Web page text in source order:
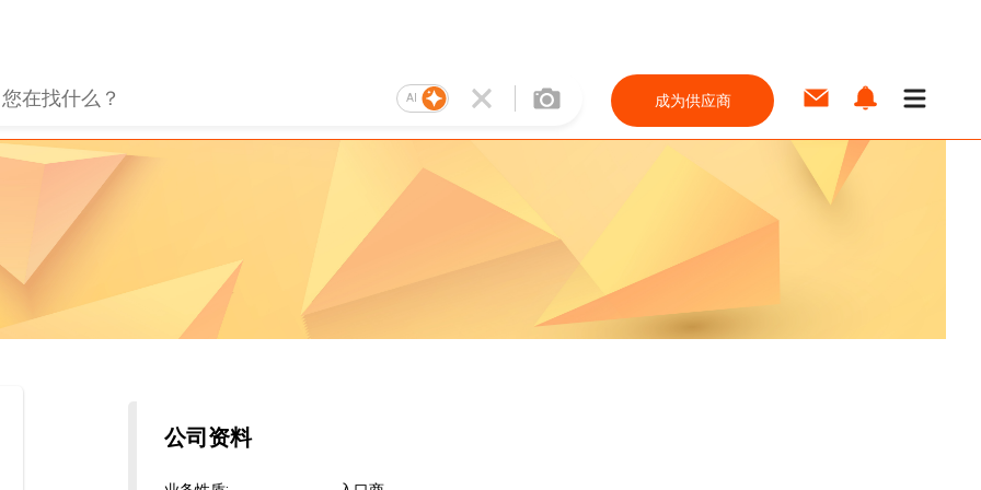
AI 成为供应商
公司资料